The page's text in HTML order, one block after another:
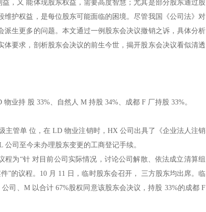
，又 能体现股东权益，需要高度智慧；尤其是部分股东通过股
护权益，是每位股东可能面临的困境。尽管我国《公司法》对
生更多的问题。本文通过一例股东会决议撤销之诉，具体分析
要求，剖析股东会决议的前生今世，揭开股东会决议看似清透
业持 股 33%、自然人 M 持股 34%、成都 F 厂持股 33%。
主管单 位，在 LD 物业注销时，HX 公司出具了《企业法人注销
公司至今未办理股东变更的工商登记手续。
为“针 对目前公司实际情况，讨论公司解散、依法成立清算组
”的议程。10 月 11 日，临时股东会召开， 三方股东均出席。临
司、M 以合计 67%股权同意该股东会决议，持股 33%的成都 F